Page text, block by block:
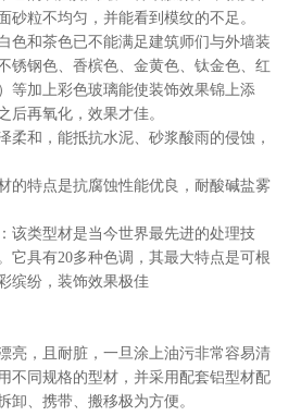
粒不均匀，并能看到模纹的不足。
色和茶色已不能满足建筑师们与外墙装
锈钢色、香槟色、金黄色、钛金色、红
等加上彩色玻璃能使装饰效果锦上添
后再氧化，效果才佳。
柔和，能抵抗水泥、砂浆酸雨的侵蚀，
的特点是抗腐蚀性能优良，耐酸碱盐雾
该类型材是当今世界最先进的处理技
它具有20多种色调，其最大特点是可根
缤纷，装饰效果极佳
亮，且耐脏，一旦涂上油污非常容易清
不同规格的型材，并采用配套铝型材配
、拆卸、携带、搬移极为方便。